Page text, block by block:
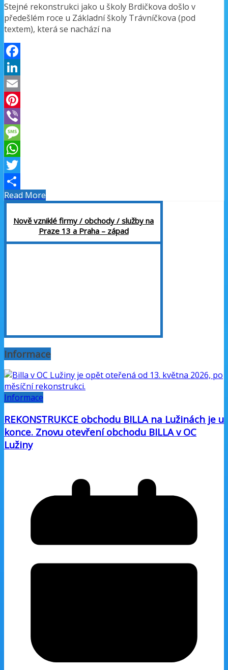
Stejné rekonstrukci jako u školy Brdičkova došlo v
předešlém roce u Základní školy Trávníčkova (pod
textem), která se nachází na
Facebook
LinkedIn
Email
Pinterest
Viber
Message
WhatsApp
Twitter
Share
Read More
Nově vzniklé firmy / obchody / služby na
Praze 13 a Praha – západ
Informace
Informace
REKONSTRUKCE obchodu BILLA na Lužinách je u
konce. Znovu otevření obchodu BILLA v OC
Lužiny